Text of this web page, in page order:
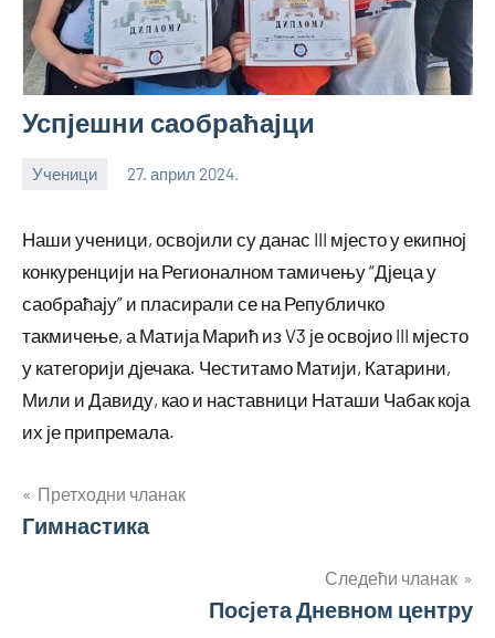
Успјешни саобраћајци
Ученици 27. април 2024.
bstankovic
Наши ученици, освојили су данас III мјесто у екипној
конкуренцији на Регионалном тамичењу “Дјеца у
саобраћају” и пласирали се на Републичко
такмичење, а Матија Марић из V3 је освојио III мјесто
у категорији дјечака. Честитамо Матији, Катарини,
Мили и Давиду, као и наставници Наташи Чабак која
их је припремала.
Кретање
чланка
Претходни чланак
Гимнастика
Следећи чланак
Посјета Дневном центру